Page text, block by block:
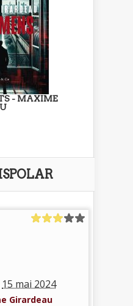
- MAXIME
15 mai 2024
Girardeau